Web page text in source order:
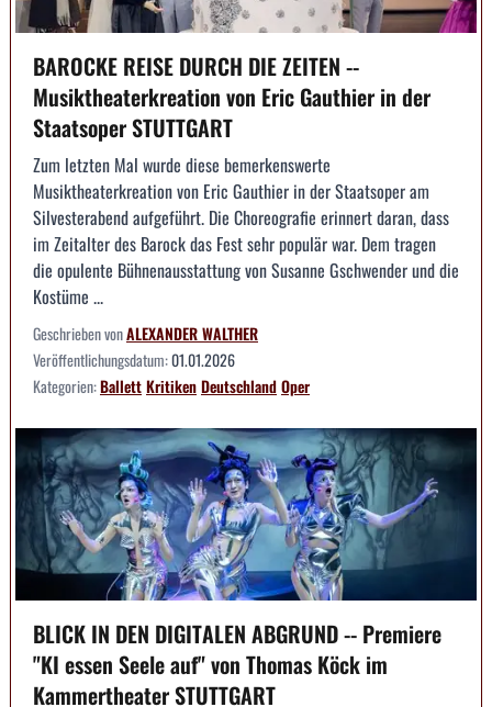
BAROCKE REISE DURCH DIE ZEITEN --
Musiktheaterkreation von Eric Gauthier in der
Staatsoper STUTTGART
Zum letzten Mal wurde diese bemerkenswerte
Musiktheaterkreation von Eric Gauthier in der Staatsoper am
Silvesterabend aufgeführt. Die Choreografie erinnert daran, dass
im Zeitalter des Barock das Fest sehr populär war. Dem tragen
die opulente Bühnenausstattung von Susanne Gschwender und die
Kostüme ...
Geschrieben vonALEXANDER WALTHER
Veröffentlichungsdatum:01.01.2026
Kategorien:BallettKritikenDeutschlandOper
BLICK IN DEN DIGITALEN ABGRUND -- Premiere
"KI essen Seele auf" von Thomas Köck im
Kammertheater STUTTGART